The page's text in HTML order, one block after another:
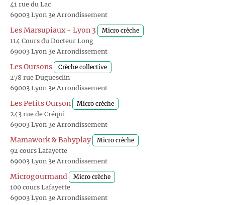
41 rue du Lac
69003 Lyon 3e Arrondissement
Les Marsupiaux - Lyon 3 Micro crèche
114 Cours du Docteur Long
69003 Lyon 3e Arrondissement
Les Oursons Crèche collective
278 rue Duguesclin
69003 Lyon 3e Arrondissement
Les Petits Ourson Micro crèche
243 rue de Créqui
69003 Lyon 3e Arrondissement
Mamawork & Babyplay Micro crèche
92 cours Lafayette
69003 Lyon 3e Arrondissement
Microgourmand Micro crèche
100 cours Lafayette
69003 Lyon 3e Arrondissement